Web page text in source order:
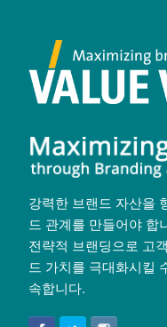
강력한 브랜드 자산을
드 관계를 만들어야 합
전략적 브랜딩으로 고
드 가치를 극대화시킬
속합니다.